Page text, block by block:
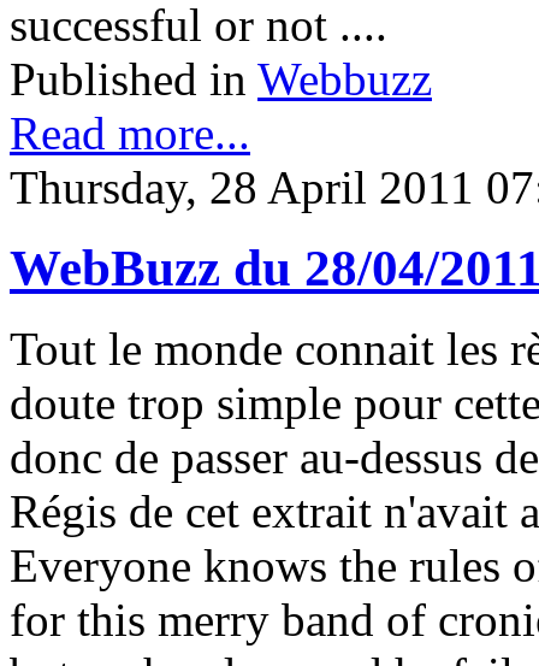
successful or not ....
Published in Webbuzz
Read more...
Thursday, 28 April 2011
WebBuzz du 28/04/
Tout le monde connait les
doute trop simple pour
donc de passer au-dessus
Régis de cet extrait n'avait
Everyone knows the rules
for this merry band of